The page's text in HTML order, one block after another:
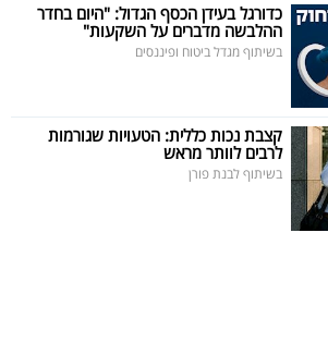
כדורגל בעידן הכסף הגדול: "היום בחדר
ההלבשה מדברים על השקעות"
בשיתוף מגדל ביטוח ופיננסים
קצבת נכות כללית: הטעויות שגורמות
לרבים לוותר מראש
בשיתוף לבנת פורן